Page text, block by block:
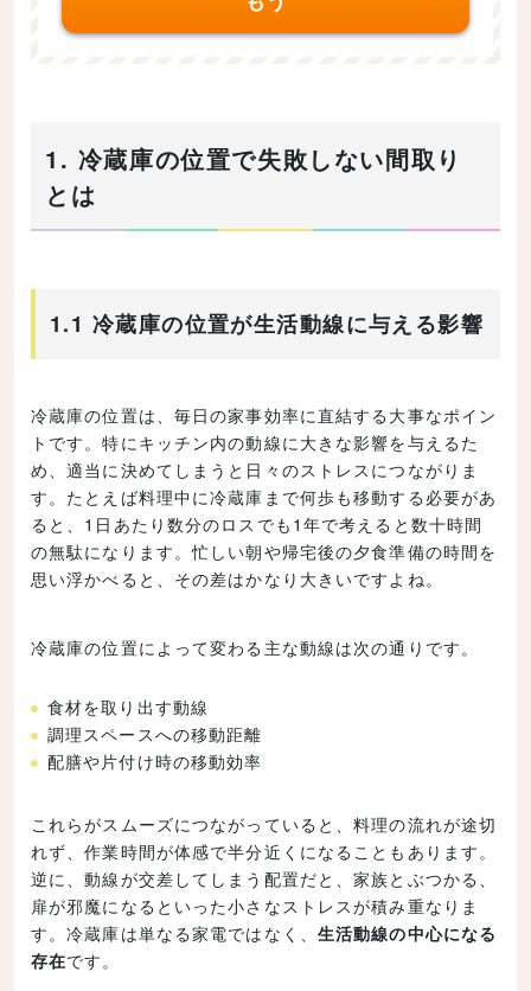
1. 冷蔵庫の位置で失敗しない間取り
とは
1.1 冷蔵庫の位置が生活動線に与える影響
冷蔵庫の位置は、毎日の家事効率に直結する大事なポイン
トです。特にキッチン内の動線に大きな影響を与えるた
め、適当に決めてしまうと日々のストレスにつながりま
す。たとえば料理中に冷蔵庫まで何歩も移動する必要があ
ると、1日あたり数分のロスでも1年で考えると数十時間
の無駄になります。忙しい朝や帰宅後の夕食準備の時間を
思い浮かべると、その差はかなり大きいですよね。
冷蔵庫の位置によって変わる主な動線は次の通りです。
食材を取り出す動線
調理スペースへの移動距離
配膳や片付け時の移動効率
これらがスムーズにつながっていると、料理の流れが途切
れず、作業時間が体感で半分近くになることもあります。
逆に、動線が交差してしまう配置だと、家族とぶつかる、
扉が邪魔になるといった小さなストレスが積み重なりま
す。冷蔵庫は単なる家電ではなく、 生活動線の中心になる
存在です。